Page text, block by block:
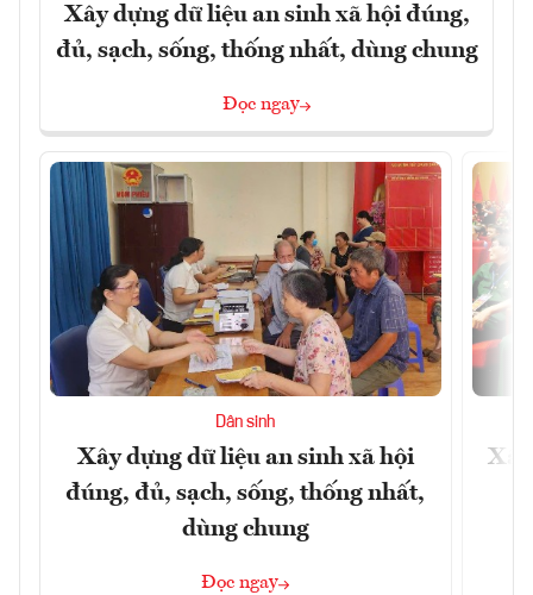
Xây dựng dữ liệu an sinh xã hội đúng,
đủ, sạch, sống, thống nhất, dùng chung
Đọc ngay
Dân sinh
Xây dựng dữ liệu an sinh xã hội
đúng, đủ, sạch, sống, thống nhất,
dùng chung
Đọc ngay